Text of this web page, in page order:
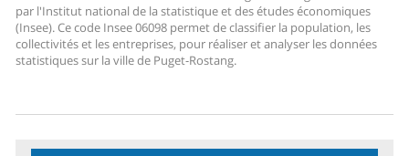
par l'Institut national de la statistique et des études économiques
(Insee). Ce code Insee 06098 permet de classifier la population, les
collectivités et les entreprises, pour réaliser et analyser les données
statistiques sur la ville de Puget-Rostang.